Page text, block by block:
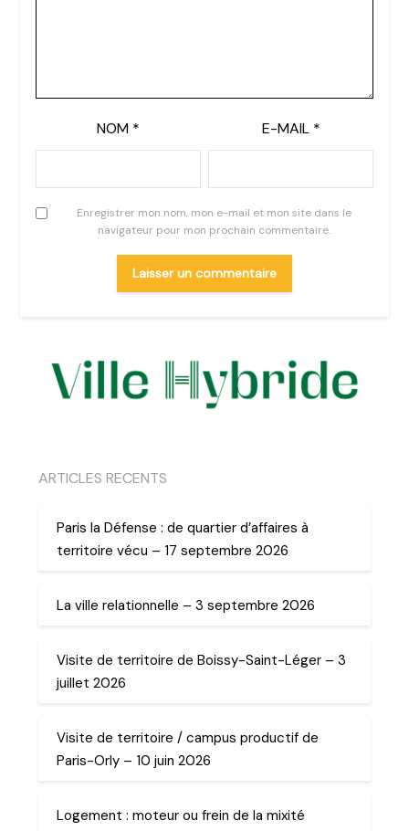
NOM * E-MAIL *
Enregistrer mon nom, mon e-mail et mon site dans le
navigateur pour mon prochain commentaire.
ARTICLES RECENTS
Paris la Défense : de quartier d’affaires à
territoire vécu – 17 septembre 2026
La ville relationnelle – 3 septembre 2026
Visite de territoire de Boissy-Saint-Léger – 3
juillet 2026
Visite de territoire / campus productif de
Paris-Orly – 10 juin 2026
Logement : moteur ou frein de la mixité